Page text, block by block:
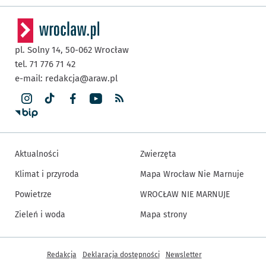
pl. Solny 14, 50-062 Wrocław
tel. 71 776 71 42
e-mail: redakcja@araw.pl
Aktualności
Klimat i przyroda
Powietrze
Zieleń i woda
Zwierzęta
Mapa Wrocław Nie Marnuje
WROCŁAW NIE MARNUJE
Mapa strony
Inne informacje
Redakcja Deklaracja dostępności Newsletter